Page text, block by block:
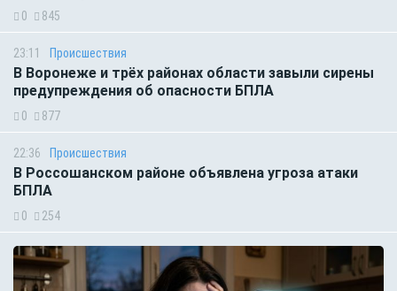
0 845
23:11 Происшествия
В Воронеже и трёх районах области завыли сирены
предупреждения об опасности БПЛА
0 877
22:36 Происшествия
В Россошанском районе объявлена угроза атаки
БПЛА
0 254